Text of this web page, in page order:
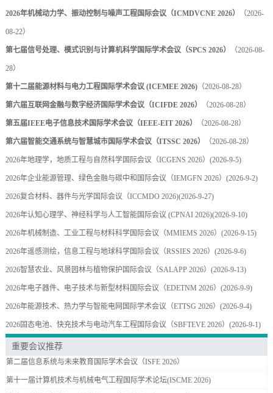
2026年机械动力学、振动控制与噪声工程国际会议（ICMDVCNE 2026） （2026-
08-22）
第七届信号处理、模式识别与计算机科学国际学术会议（SPCS 2026） （2026-08-
28）
第十二届能源材料与电力工程国际学术会议 (ICEMEE 2026)（2026-08-28）
第六届互联网金融与数字经济国际学术会议（ICIFDE 2026） （2026-08-28）
第五届IEEE电子信息技术国际学术会议（IEEE-EIT 2026） （2026-08-28）
第六届智能交通系统与智慧城市国际学术会议（ITSSC 2026） （2026-08-28）
2026年地理学，地质工程与自然科学国际会议（ICGENS 2026） (2026-9-5)
2026年企业能源管理、绿色金融与碳中和国际会议（IEMGFN 2026） (2026-9-2)
2026复合材料、器件与光学国际会议（ICCMDO 2026)(2026-9-27)
2026年认知心理学、神经科学与人工智能国际会议 (CPNAI 2026)(2026-9-10)
2026年机械制造、工业工程与材料科学国际会议（MMIEMS 2026） (2026-9-15)
2026年遥感测绘，信息工程与地球科学国际会议（RSSIES 2026） (2026-9-6)
2026智慧农业、风景园林与植物保护国际会议（SALAPP 2026） (2026-9-13)
2026年电子器件、电子技术与新型材料国际会议（EDETNM 2026） (2026-9-9)
2026年能源技术、热力学与智能电网国际学术会议（ETTSG 2026） (2026-9-4)
2026固态电池、快充技术与电动汽车工程国际会议（SBFTEVE 2026） (2026-9-1)
重要会议推荐
第二届信息系统与未来教育国际学术会议（ISFE 2026）
第十一届计算机技术与机械电气工程国际学术论坛(ISCME 2026)